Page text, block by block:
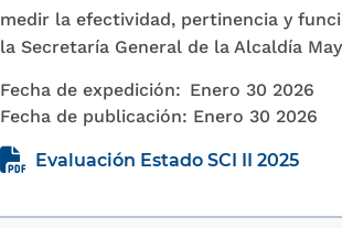
medir la efectividad, pertinencia y
la Secretaría General de la Alcaldía
Fecha de expedición: Enero 30 2026
Fecha de publicación: Enero 30 2026
Evaluación Estado SCI II 2025